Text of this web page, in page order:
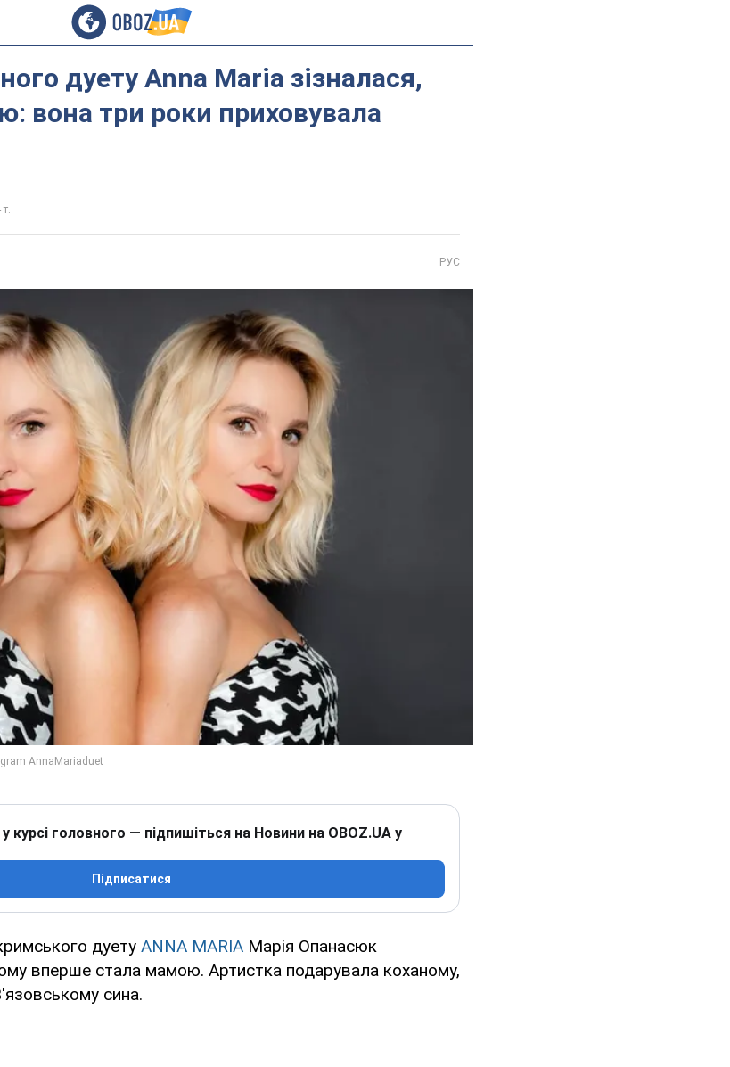
дуету Anna Maria зізналася,
вона три роки приховувала
РУС
курсі головного — підпишіться на Новини на OBOZ.UA у
Підписатися
дуету ANNA MARIA Марія Опанасюк
вперше стала мамою. Артистка подарувала коханому,
сина.